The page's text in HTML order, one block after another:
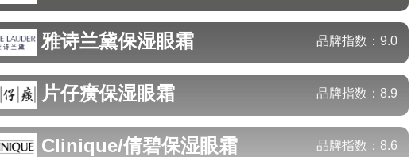
雅诗兰黛保湿眼霜 品牌指数： 9.0
片仔癀保湿眼霜 品牌指数： 8.9
Clinique/倩碧保湿眼霜 品牌指数： 8.6